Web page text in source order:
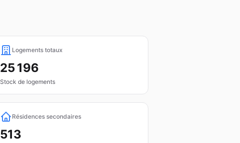
Logements totaux
25 196
Stock de logements
Résidences secondaires
513